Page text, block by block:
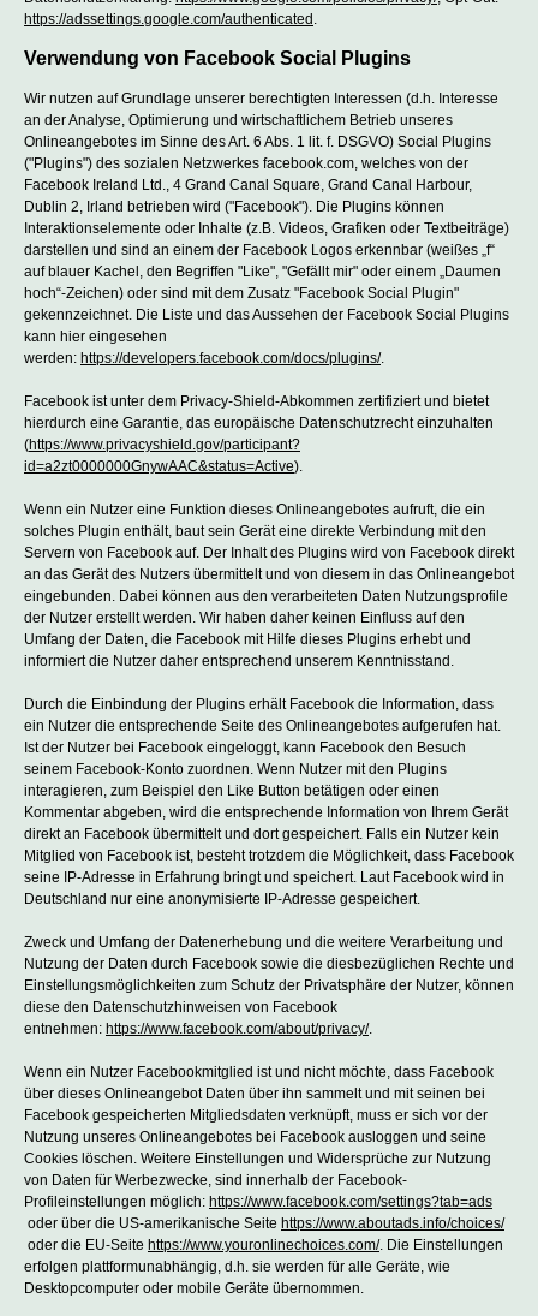
https://adssettings.google.com/authenticated
Verwendung von Facebook Social Plugins
Wir nutzen auf Grundlage unserer berechtigten Interessen (d.h. Interesse
an der Analyse, Optimierung und wirtschaftlichem Betrieb unseres
Onlineangebotes im Sinne des Art. 6 Abs. 1 lit. f. DSGVO) Social Plugins
("Plugins") des sozialen Netzwerkes facebook.com, welches von der
Facebook Ireland Ltd., 4 Grand Canal Square, Grand Canal Harbour,
Dublin 2, Irland betrieben wird ("Facebook"). Die Plugins können
Interaktionselemente oder Inhalte (z.B. Videos, Grafiken oder Textbeiträge)
darstellen und sind an einem der Facebook Logos erkennbar (weißes „f“
auf blauer Kachel, den Begriffen "Like", "Gefällt mir" oder einem „Daumen
hoch“-Zeichen) oder sind mit dem Zusatz "Facebook Social Plugin"
gekennzeichnet. Die Liste und das Aussehen der Facebook Social Plugins
kann hier eingesehen
werden: https://developers.facebook.com/docs/plugins/.
Facebook ist unter dem Privacy-Shield-Abkommen zertifiziert und bietet
hierdurch eine Garantie, das europäische Datenschutzrecht einzuhalten
(https://www.privacyshield.gov/participant?
id=a2zt0000000GnywAAC&status=Active).
Wenn ein Nutzer eine Funktion dieses Onlineangebotes aufruft, die ein
solches Plugin enthält, baut sein Gerät eine direkte Verbindung mit den
Servern von Facebook auf. Der Inhalt des Plugins wird von Facebook direkt
an das Gerät des Nutzers übermittelt und von diesem in das Onlineangebot
eingebunden. Dabei können aus den verarbeiteten Daten Nutzungsprofile
der Nutzer erstellt werden. Wir haben daher keinen Einfluss auf den
Umfang der Daten, die Facebook mit Hilfe dieses Plugins erhebt und
informiert die Nutzer daher entsprechend unserem Kenntnisstand.
Durch die Einbindung der Plugins erhält Facebook die Information, dass
ein Nutzer die entsprechende Seite des Onlineangebotes aufgerufen hat.
Ist der Nutzer bei Facebook eingeloggt, kann Facebook den Besuch
seinem Facebook-Konto zuordnen. Wenn Nutzer mit den Plugins
interagieren, zum Beispiel den Like Button betätigen oder einen
Kommentar abgeben, wird die entsprechende Information von Ihrem Gerät
direkt an Facebook übermittelt und dort gespeichert. Falls ein Nutzer kein
Mitglied von Facebook ist, besteht trotzdem die Möglichkeit, dass Facebook
seine IP-Adresse in Erfahrung bringt und speichert. Laut Facebook wird in
Deutschland nur eine anonymisierte IP-Adresse gespeichert.
Zweck und Umfang der Datenerhebung und die weitere Verarbeitung und
Nutzung der Daten durch Facebook sowie die diesbezüglichen Rechte und
Einstellungsmöglichkeiten zum Schutz der Privatsphäre der Nutzer, können
diese den Datenschutzhinweisen von Facebook
entnehmen: https://www.facebook.com/about/privacy/.
Wenn ein Nutzer Facebookmitglied ist und nicht möchte, dass Facebook
über dieses Onlineangebot Daten über ihn sammelt und mit seinen bei
Facebook gespeicherten Mitgliedsdaten verknüpft, muss er sich vor der
Nutzung unseres Onlineangebotes bei Facebook ausloggen und seine
Cookies löschen. Weitere Einstellungen und Widersprüche zur Nutzung
von Daten für Werbezwecke, sind innerhalb der Facebook-
Profileinstellungen möglich: https://www.facebook.com/settings?tab=ads
oder über die US-amerikanische Seite https://www.aboutads.info/choices/
oder die EU-Seite https://www.youronlinechoices.com/. Die Einstellungen
erfolgen plattformunabhängig, d.h. sie werden für alle Geräte, wie
Desktopcomputer oder mobile Geräte übernommen.